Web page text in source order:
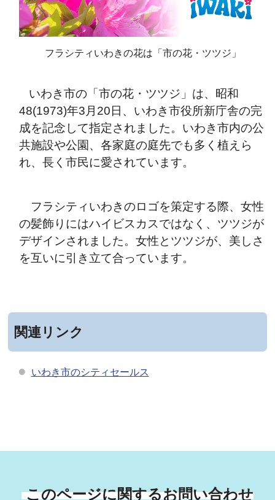
フラシティいわきの花は「市の花・ツツジ」
いわき市の「市の花・ツツジ」は、昭和
48(1973)年3月20日、いわき市役所新庁舎の完
成を記念して指定されました。いわき市内の公
共施設や公園、各家庭の庭先でも多く植えら
れ、長く市民に愛されています。
フラシティいわきのロゴを策定する際、女性
の髪飾りにはハイビスカスではなく、ツツジが
デザインされました。女性とツツジが、美しさ
を互いに引き立て合っています。
関連リンク
いわき市のシティセールス
このページに関するお問い合わせ